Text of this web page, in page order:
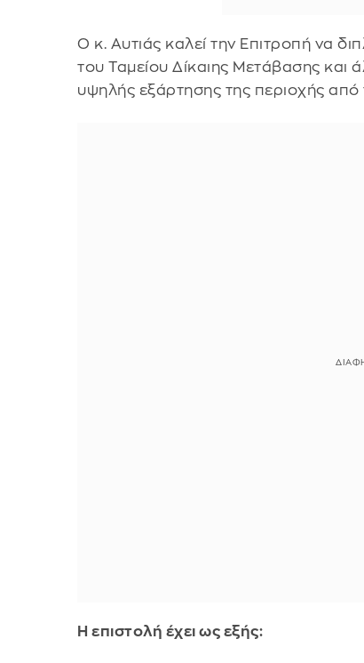
Ο κ. Αυτιάς καλεί την Επιτροπή να
του Ταμείου Δίκαιης Μετάβασης
υψηλής εξάρτησης της περιοχής από
Η επιστολή έχει ως εξής: